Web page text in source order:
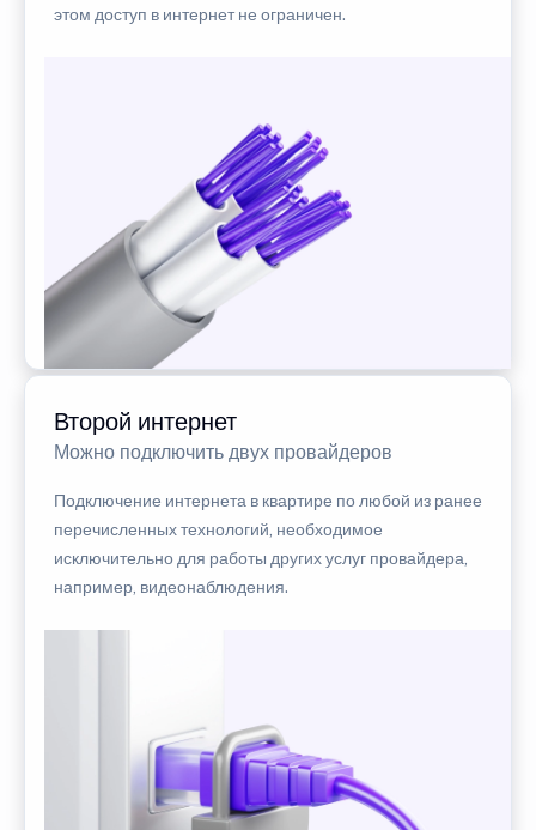
этом доступ в интернет не ограничен.
Второй интернет
Можно подключить двух провайдеров
Подключение интернета в квартире по любой из ранее
перечисленных технологий, необходимое
исключительно для работы других услуг провайдера,
например, видеонаблюдения.